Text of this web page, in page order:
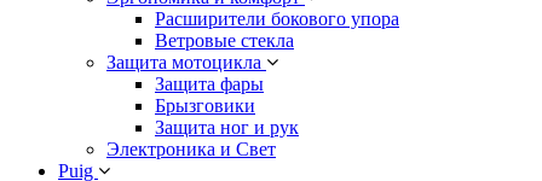
Расширители бокового упора
Ветровые стекла
Защита мотоцикла
Защита фары
Брызговики
Защита ног и рук
Электроника и Свет
Puig